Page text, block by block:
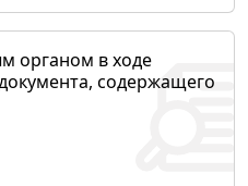
органом в ходе
содержащего